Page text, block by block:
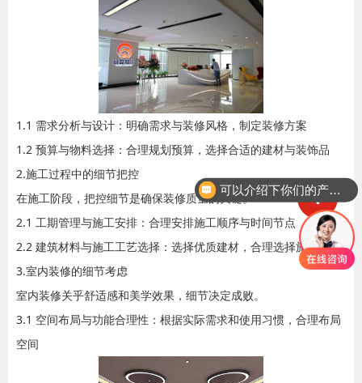
1.1 需求分析与设计：明确需求与装修风格，制定装修方案
1.2 预算与物料选择：合理规划预算，选择合适的建材与装饰品
2.施工过程中的细节把控
在施工阶段，把控细节是确保装修质量的关键。
2.1 工期管理与施工安排：合理安排施工顺序与时间节点
2.2 建筑材料与施工工艺选择：选择优质建材，合理选择施工工艺
3.室内装修的细节考虑
室内装修关乎舒适感和美学效果，细节决定成败。
3.1 空间布局与功能合理性：根据实际需求和使用习惯，合理布局
空间
可以介绍下你们的产品么